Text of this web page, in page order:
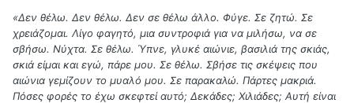
«Δεν θέλω. Δεν θέλω. Δεν σε θέλω άλλο. Φύγε. Σε ζητώ. Σε
χρειάζομαι. Λίγο φαγητό, μια συντροφιά για να μιλήσω, να σε
σβήσω. Νύχτα. Σε θέλω. Ύπνε, γλυκέ αιώνιε, βασιλιά της σκιάς,
σκιά είμαι και εγώ, πάρε μου. Σε θέλω. Σβήσε τις σκέψεις που
αιώνια γεμίζουν το μυαλό μου. Σε παρακαλώ. Πάρτες μακριά.
Πόσες φορές το έχω σκεφτεί αυτό; Δεκάδες; Χιλιάδες; Αυτή είναι